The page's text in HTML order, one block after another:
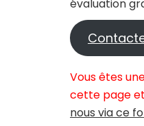
évaluation
Vous êtes
cette page
nous via ce